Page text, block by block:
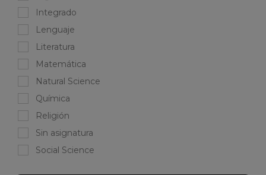
Integrado
Lenguaje
Literatura
Matemática
Natural Science
Química
Religión
Sin asignatura
Social Science